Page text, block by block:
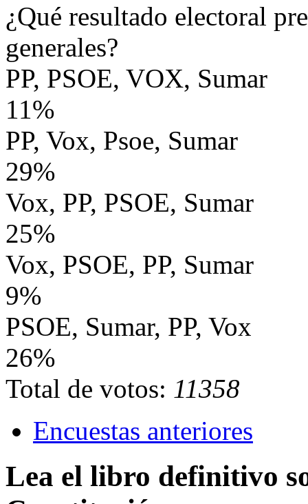
¿Qué resultado electoral
generales?
PP, PSOE, VOX, Sumar
11%
PP, Vox, Psoe, Sumar
29%
Vox, PP, PSOE, Sumar
25%
Vox, PSOE, PP, Sumar
9%
PSOE, Sumar, PP, Vox
26%
Total de votos: 11358
Encuestas anteriores
Lea el libro definitivo